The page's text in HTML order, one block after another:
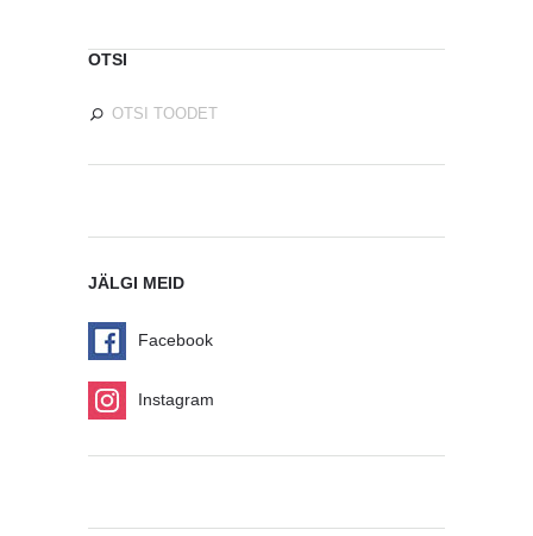
OTSI
JÄLGI MEID
Facebook
Instagram